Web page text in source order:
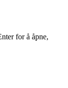
for å åpne,